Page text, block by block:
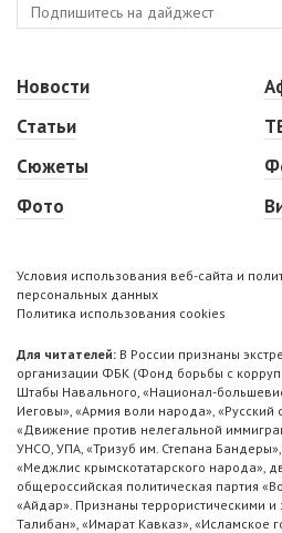
Новости
Статьи
Сюжеты
Фото
Условия использования веб-сайта и
персональных данных
Политика использования cookies
Для читателей: В России признаны
организации ФБК (Фонд борьбы с
Штабы Навального, «Национал-
Иеговы», «Армия воли народа»,
«Движение против нелегальной
УНСО, УПА, «Тризуб им. Степана
«Меджлис крымскотатарского народа»,
общероссийская политическая партия
«Айдар». Признаны террористическими
Талибан», «Имарат Кавказ», «Исламское